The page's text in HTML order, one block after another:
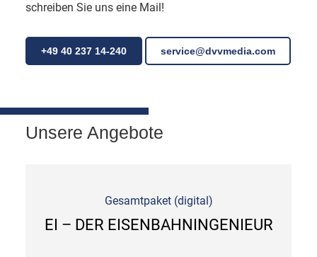
schreiben Sie uns eine Mail!
+49 40 237 14-240 service@dvvmedia.com
Unsere Angebote
Gesamtpaket (digital)
EI – DER EISENBAHNINGENIEUR